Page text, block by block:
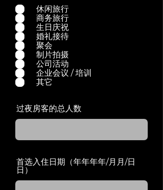
休闲旅行
商务旅行
生日庆祝
婚礼接待
聚会
制片拍摄
公司活动
企业会议 / 培训
其它
过夜房客的总人数
首选入住日期（年年年年/月月/日
日）